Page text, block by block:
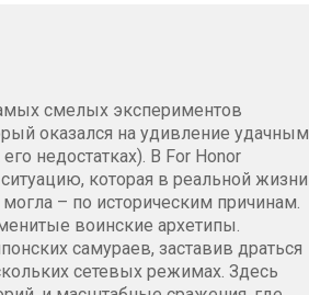
смелых экспериментов
оказался на удивление удачным
недостатках). В For Honor
которая в реальной жизни
– по историческим причинам.
воинские архетипы.
самураев, заставив драться
сетевых режимах. Здесь